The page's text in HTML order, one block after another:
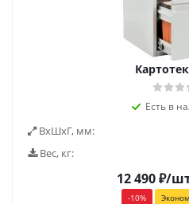
Есть в
ВxШxГ, мм:
Вес, кг:
12 490₽/
-10%